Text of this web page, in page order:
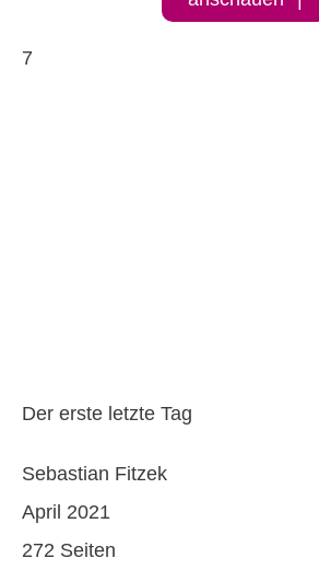
7
Der erste letzte Tag
Sebastian Fitzek
April 2021
272 Seiten